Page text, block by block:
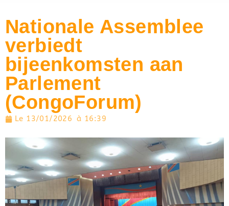
Nationale Assemblee
verbiedt
bijeenkomsten aan
Parlement
(CongoForum)
Le 13/01/2026 à 16:39